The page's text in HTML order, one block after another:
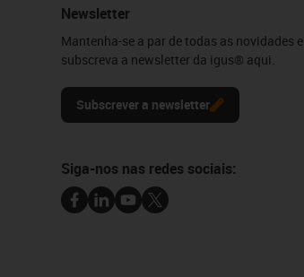
Newsletter
Mantenha-se a par de todas as novidades e
subscreva a newsletter da igus® aqui.
Subscrever a newsletter
Siga-nos nas redes sociais: